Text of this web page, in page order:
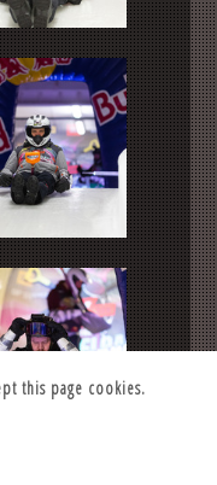
this page cookies.